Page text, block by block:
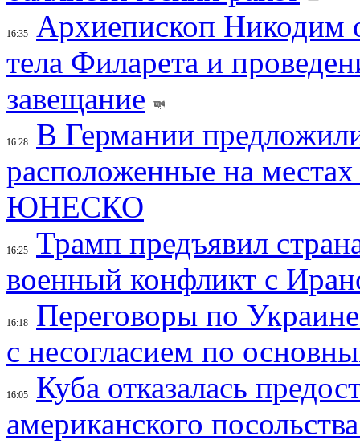
16:35
Архиепископ
тела Филарета и
завещание
16:28
В Германии
расположенные на
ЮНЕСКО
16:25
Трамп предъявил
военный конфликт с
16:18
Переговоры по
с несогласием по
16:05
Куба отказалась
американского